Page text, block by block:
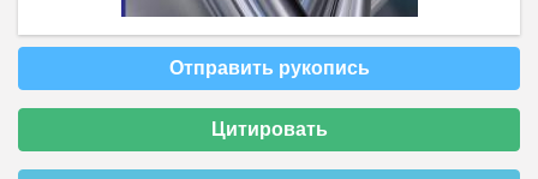
Отправить рукопись
Цитировать